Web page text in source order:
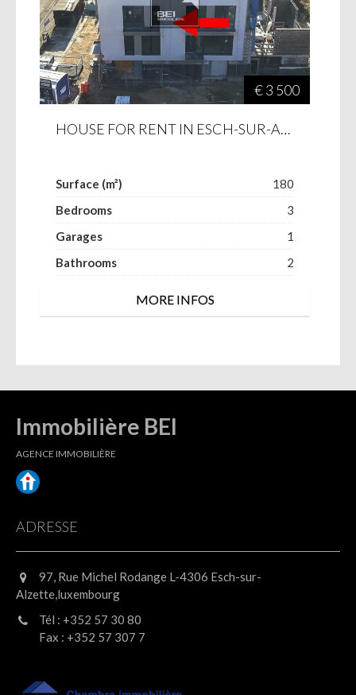
€ 3 500
HOUSE FOR RENT IN ESCH-SUR-ALZETTE
Surface (m²)
180
Bedrooms
3
Garages
1
Bathrooms
2
MORE INFOS
Immobilière BEI
AGENCE IMMOBILIÈRE
ADRESSE
97, Rue Michel Rodange L-4306 Esch-sur-
Alzette,luxembourg
Tél : +352 57 30 80
Fax : +352 57 307 7